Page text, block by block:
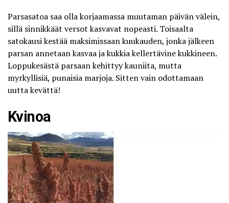
Parsasatoa saa olla korjaamassa muutaman päivän välein,
sillä sinnikkäät versot kasvavat nopeasti. Toisaalta
satokausi kestää maksimissaan kuukauden, jonka jälkeen
parsan annetaan kasvaa ja kukkia kellertävine kukkineen.
Loppukesästä parsaan kehittyy kauniita, mutta
myrkyllisiä, punaisia marjoja. Sitten vain odottamaan
uutta kevättä!
Kvinoa